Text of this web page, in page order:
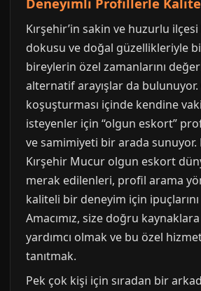
Kırşehir’in sakin ve huzurlu
dokusu ve doğal güzellikleriyle
bireylerin özel zamanlarını
alternatif arayışlar da bulunuyor.
koşuşturması içinde kendine
isteyenler için “olgun eskort”
ve samimiyeti bir arada sunuyor.
Kırşehir Mucur olgun eskort
merak edilenleri, profil arama
kaliteli bir deneyim için ipuçlarını
Amacımız, size doğru
yardımcı olmak ve bu özel
tanıtmak.
Pek çok kişi için sıradan bir